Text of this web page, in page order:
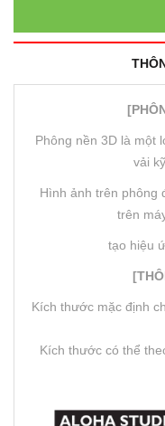
Phông nền 3D là một
vải
Hình ảnh trên phông
trên
tạo hiệu
Kích thước mặc định
Kích thước có thể